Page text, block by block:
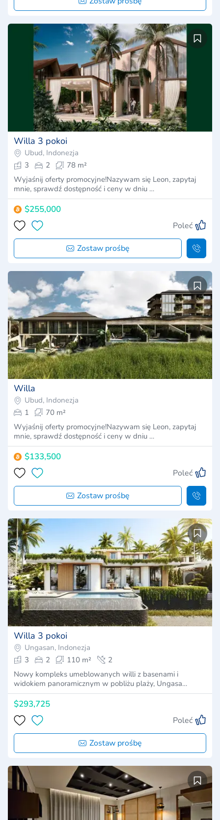
Willa 3 pokoi
Ubud, Indonezja
3
2
78 m²
Wyjaśnij oferty promocyjne!Nazywam się Leon, zapytaj
mnie, sprawdź dostępność i ceny w dniu …
$255,000
Poleć
Zostaw prośbę
Willa
Ubud, Indonezja
1
70 m²
Wyjaśnij oferty promocyjne!Nazywam się Leon, zapytaj
mnie, sprawdź dostępność i ceny w dniu …
$133,500
Poleć
Zostaw prośbę
Willa 3 pokoi
Ungasan, Indonezja
3
2 110 m²
2
Nowy kompleks umeblowanych willi z basenami i
widokiem panoramicznym w pobliżu plaży, Ungasa…
$293,725
Poleć
Zostaw prośbę